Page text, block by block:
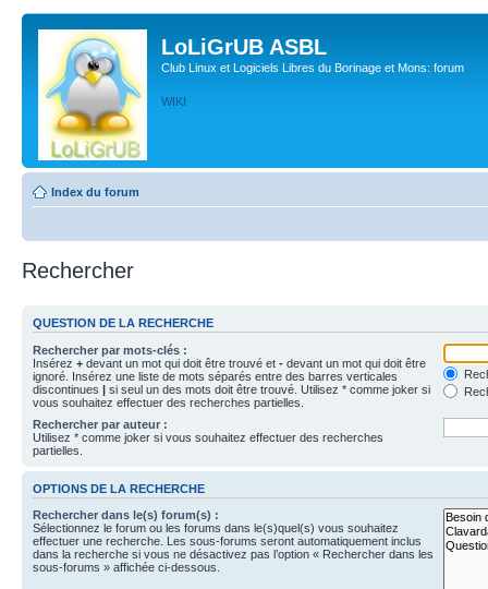
LoLiGrUB ASBL
Club Linux et Logiciels Libres du Borinage et Mons: forum
WIKI
Index du forum
Rechercher
QUESTION DE LA RECHERCHE
Rechercher par mots-clés :
Insérez + devant un mot qui doit être trouvé et - devant un mot qui doit être
ignoré. Insérez une liste de mots séparés entre des barres verticales
discontinues | si seul un des mots doit être trouvé. Utilisez * comme joker si
vous souhaitez effectuer des recherches partielles.
Rechercher par auteur :
Utilisez * comme joker si vous souhaitez effectuer des recherches
partielles.
OPTIONS DE LA RECHERCHE
Rechercher dans le(s) forum(s) :
Sélectionnez le forum ou les forums dans le(s)quel(s) vous souhaitez
effectuer une recherche. Les sous-forums seront automatiquement inclus
dans la recherche si vous ne désactivez pas l’option « Rechercher dans les
sous-forums » affichée ci-dessous.